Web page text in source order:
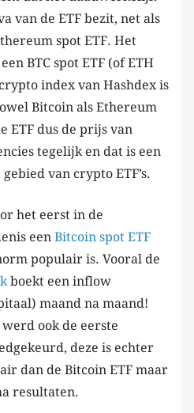
van de ETF bezit, net als
spot ETF. Het
BTC spot ETF (of ETH
index van Hashdex is
Bitcoin als Ethereum
ETF dus de prijs van
tegelijk en dat is een
van crypto ETF’s.
het eerst in de
een Bitcoin spot ETF
populair is. Vooral de
boekt een inflow
maand na maand!
ook de eerste
deze is echter
dan de Bitcoin ETF maar
resultaten.